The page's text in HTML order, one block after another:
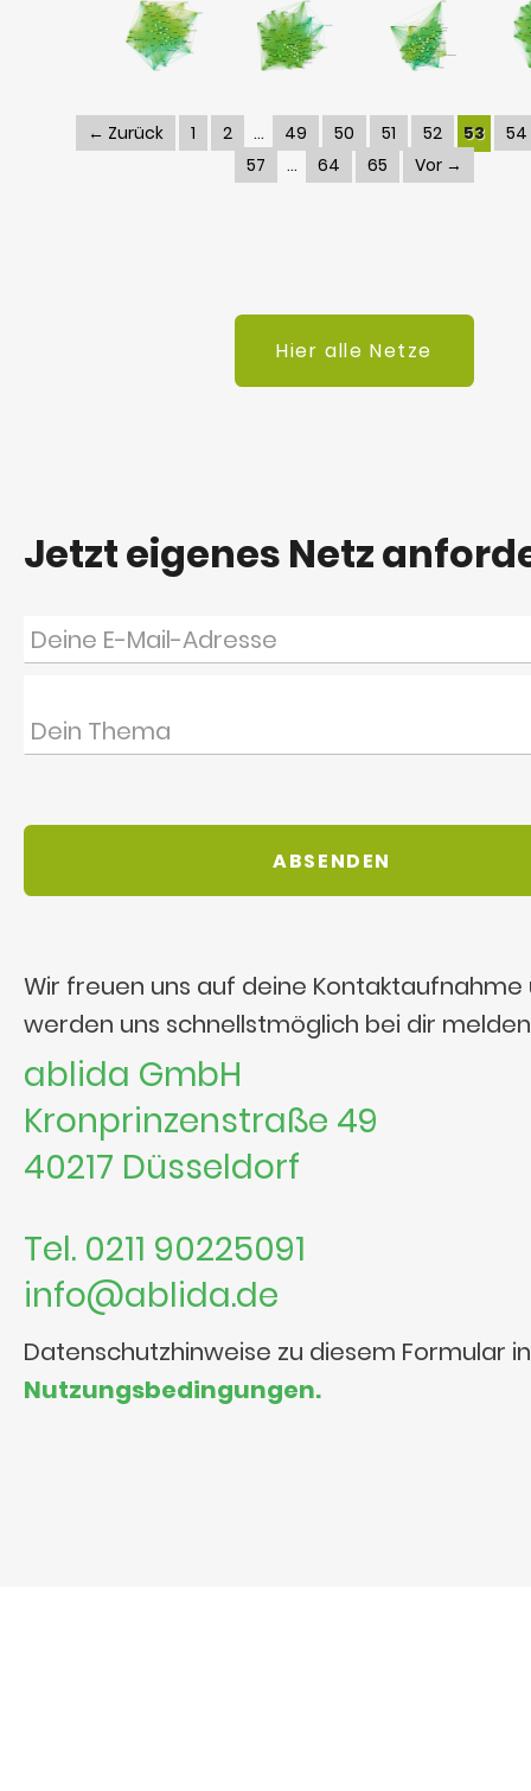
← Zurück 1 2 49 50 51 52 53
54
57
64 65 Vor →
Hier alle Netze
Jetzt eigenes Netz
Wir freuen uns auf deine Kontaktaufnahme
werden uns schnellstmöglich bei dir
ablida GmbH
Kronprinzenstraße 49
40217 Düsseldorf
Tel. 0211 90225091
info@ablida.de
Datenschutzhinweise zu diesem Formular
Nutzungsbedingungen.